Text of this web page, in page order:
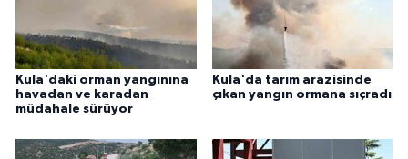
Kula'daki orman yangınına
havadan ve karadan
müdahale sürüyor
Kula'da tarım arazisinde
çıkan yangın ormana sıçradı